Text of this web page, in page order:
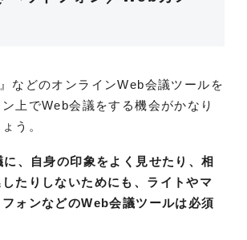
』などのオンラインWeb会議ツールを
上でWeb会議をする機会がかなり
う。
、自身の印象をよく見せたり、相
たりしないためにも、ライトやマ
ォンなどのWeb会議ツールは必須